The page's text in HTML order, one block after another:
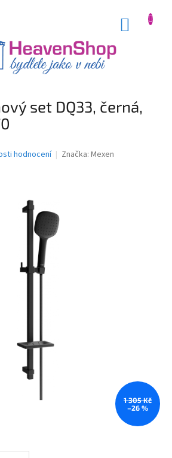
set DQ33, černá,
hodnocení Značka: Mexen
1 305 Kč
–26 %